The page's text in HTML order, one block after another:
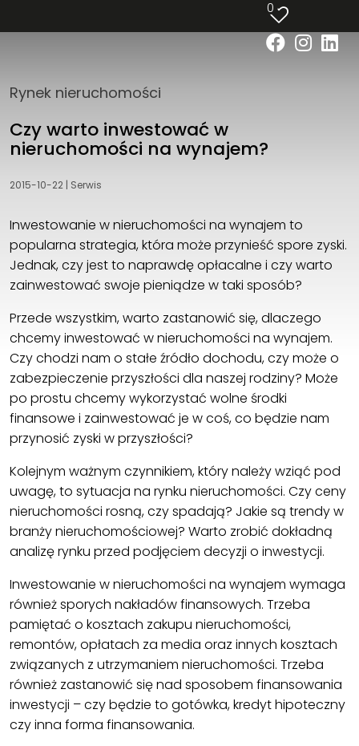
0
Poznaj cały region Costa Del Sol podczas
apartamenty w całkiem inny sposób
UMÓW BEZPŁATNĄ KONSULTACJĘ
Rynek nieruchomości
Czy warto inwestować w
nieruchomości na wynajem?
2015-10-22 | Serwis
Inwestowanie w nieruchomości na wynajem to
popularna strategia, która może przynieść spore zyski.
Jednak, czy jest to naprawdę opłacalne i czy warto
zainwestować swoje pieniądze w taki sposób?
Przede wszystkim, warto zastanowić się, dlaczego
chcemy inwestować w nieruchomości na wynajem.
Czy chodzi nam o stałe źródło dochodu, czy może o
zabezpieczenie przyszłości dla naszej rodziny? Może
po prostu chcemy wykorzystać wolne środki
finansowe i zainwestować je w coś, co będzie nam
przynosić zyski w przyszłości?
Kolejnym ważnym czynnikiem, który należy wziąć pod
uwagę, to sytuacja na rynku nieruchomości. Czy ceny
nieruchomości rosną, czy spadają? Jakie są trendy w
branży nieruchomościowej? Warto zrobić dokładną
analizę rynku przed podjęciem decyzji o inwestycji.
Inwestowanie w nieruchomości na wynajem wymaga
również sporych nakładów finansowych. Trzeba
pamiętać o kosztach zakupu nieruchomości,
remontów, opłatach za media oraz innych kosztach
związanych z utrzymaniem nieruchomości. Trzeba
również zastanowić się nad sposobem finansowania
inwestycji – czy będzie to gotówka, kredyt hipoteczny
czy inna forma finansowania.